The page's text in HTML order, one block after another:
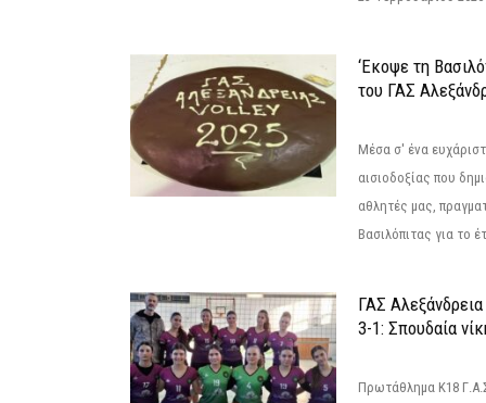
‘Εκοψε τη
του ΓΑΣ
Μέσα σ' ένα
αισιοδοξίας που
αθλητές μας,
Βασιλόπιτας για το
ΓΑΣ
3-1: Σπουδαία
Πρωτάθλημα Κ18